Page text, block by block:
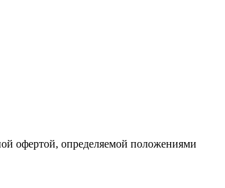
офертой, определяемой положениями